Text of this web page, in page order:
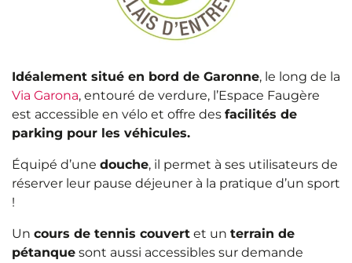
Idéalement situé en bord de Garonne, le long de la
Via Garona, entouré de verdure, l’Espace Faugère
est accessible en vélo et offre des facilités de
parking pour les véhicules.
Équipé d’une douche, il permet à ses utilisateurs de
réserver leur pause déjeuner à la pratique d’un sport
!
Un cours de tennis couvert et un terrain de
pétanque sont aussi accessibles sur demande